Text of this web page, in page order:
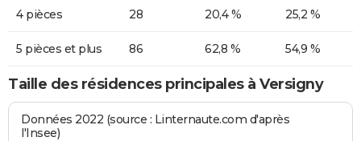
4 pièces 28 20,4 % 25,2 %
5 pièces et plus 86 62,8 % 54,9 %
Taille des résidences principales à Versigny
Données 2022 (source : Linternaute.com d'après
l'Insee)